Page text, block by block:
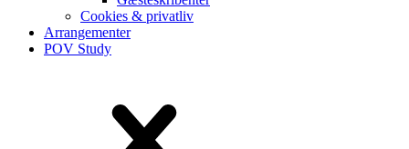
Cookies & privatliv
Arrangementer
POV Study